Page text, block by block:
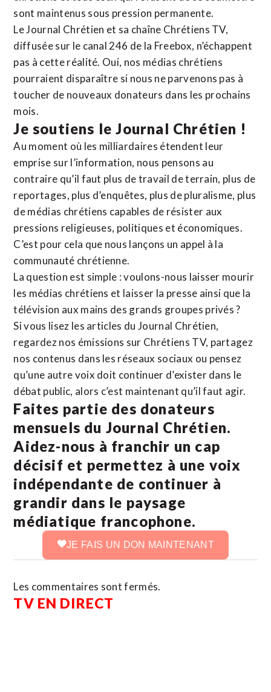
sont maintenus sous pression permanente.
Le Journal Chrétien et sa chaîne Chrétiens TV,
diffusée sur le canal 246 de la Freebox, n’échappent
pas à cette réalité. Oui, nos médias chrétiens
pourraient disparaître si nous ne parvenons pas à
toucher de nouveaux donateurs dans les prochains
mois.
Je soutiens le Journal Chrétien !
Au moment où les milliardaires étendent leur
emprise sur l’information, nous pensons au
contraire qu’il faut plus de travail de terrain, plus de
reportages, plus d’enquêtes, plus de pluralisme, plus
de médias chrétiens capables de résister aux
pressions religieuses, politiques et économiques.
C’est pour cela que nous lançons un appel à la
communauté chrétienne.
La question est simple : voulons-nous laisser mourir
les médias chrétiens et laisser la presse ainsi que la
télévision aux mains des grands groupes privés ?
Si vous lisez les articles du Journal Chrétien,
regardez nos émissions sur Chrétiens TV, partagez
nos contenus dans les réseaux sociaux ou pensez
qu’une autre voix doit continuer d’exister dans le
débat public, alors c’est maintenant qu’il faut agir.
Faites partie des donateurs
mensuels du Journal Chrétien.
Aidez-nous à franchir un cap
décisif et permettez à une voix
indépendante de continuer à
grandir dans le paysage
médiatique francophone.
JE FAIS UN DON MAINTENANT
Les commentaires sont fermés.
TV EN DIRECT